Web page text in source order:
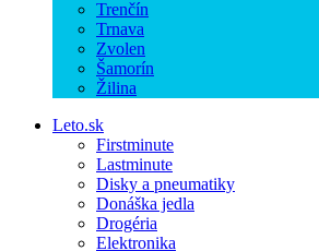
Trenčín
Trnava
Zvolen
Šamorín
Žilina
Leto.sk
Firstminute
Lastminute
Disky a pneumatiky
Donáška jedla
Drogéria
Elektronika